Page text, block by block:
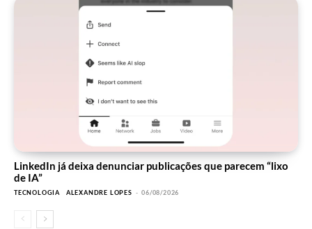
LinkedIn já deixa denunciar publicações que parecem “lixo
de IA”
TECNOLOGIA ALEXANDRE LOPES - 06/08/2026